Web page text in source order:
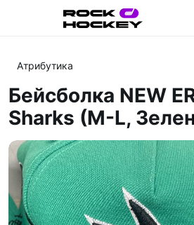
Атрибутика
Бейсболка NEW
Sharks (M-L,